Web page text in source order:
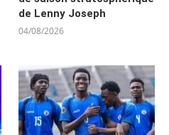
de Lenny Joseph
04/08/2026